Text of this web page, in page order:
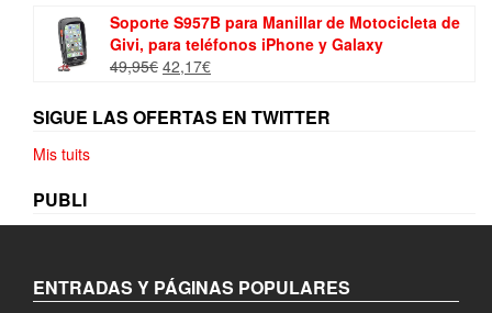
Soporte S957B para Manillar de Motocicleta de
Givi, para teléfonos iPhone y Galaxy
49,95€ El
original
era:
42,17€El
actual
es:
SIGUE LAS OFERTAS EN TWITTER
Mis tuits
PUBLI
ENTRADAS Y PÁGINAS POPULARES